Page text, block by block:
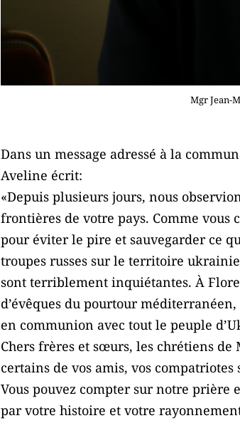
Mgr Jean-
Dans un message adressé à la
Aveline écrit:
«Depuis plusieurs jours, nous
frontières de votre pays. Comme vous
pour éviter le pire et sauvegarder ce
troupes russes sur le territoire
sont terriblement inquiétantes. À
d’évêques du pourtour
en communion avec tout le peuple
Chers frères et sœurs, les chrétiens de
certains de vos amis, vos
Vous pouvez compter sur notre prière
par votre histoire et votre